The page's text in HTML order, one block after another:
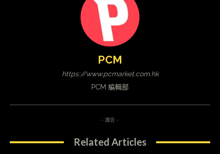
PCM
https://www.pcmarket.com.hk
PCM 編輯部
- 廣告 -
Related Articles